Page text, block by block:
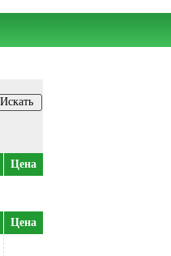
Цена
Цена